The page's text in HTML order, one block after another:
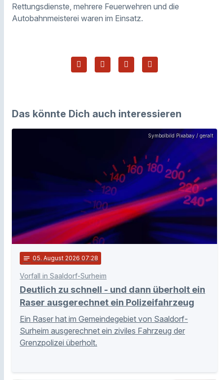
Rettungsdienste, mehrere Feuerwehren und die
Autobahnmeisterei waren im Einsatz.
Das könnte Dich auch interessieren
Symbolbild Pixabay / geralt
notes 05. August 2026 07:28
Vorfall in Saaldorf-Surheim
Deutlich zu schnell - und dann überholt ein
Raser ausgerechnet ein Polizeifahrzeug
Ein Raser hat im Gemeindegebiet von Saaldorf-
Surheim ausgerechnet ein ziviles Fahrzeug der
Grenzpolizei überholt.